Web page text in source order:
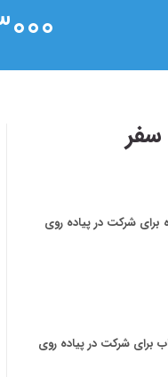
شرکت در پیاده روی
برای شرکت در پیاده روی